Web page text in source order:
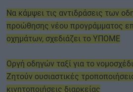
Να κάμψει τις αντιδράσεις των
προώθησης νέου προγράμματος
οχημάτων, σχεδιάζει το ΥΠΟΜΕ
Οργή οδηγών ταξί για το
Ζητούν ουσιαστικές
κινητοποιήσεις διαρκείας